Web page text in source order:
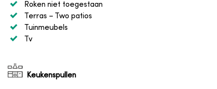
Roken niet toegestaan
Terras – Two patios
Tuinmeubels
Tv
Keukenspullen